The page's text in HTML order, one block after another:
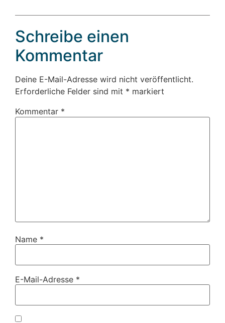
Schreibe einen
Kommentar
Deine E-Mail-Adresse wird nicht veröffentlicht.
Erforderliche Felder sind mit * markiert
Kommentar *
Name *
E-Mail-Adresse *